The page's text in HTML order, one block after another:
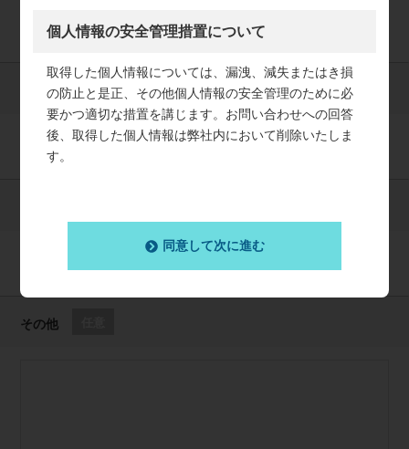
個人情報の安全管理措置について
取得した個人情報については、漏洩、減失またはき損
の防止と是正、その他個人情報の安全管理のために必
要かつ適切な措置を講じます。お問い合わせへの回答
後、取得した個人情報は弊社内において削除いたしま
す。
同意して次に進む
学部・学科・専攻 必須
その他